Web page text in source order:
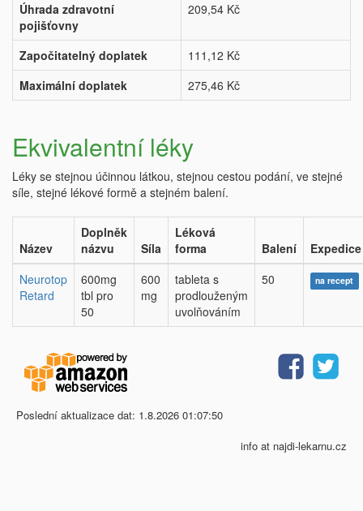
Úhrada zdravotní
pojišťovny
209,54 Kč
Započitatelný doplatek
111,12 Kč
Maximální doplatek
275,46 Kč
Ekvivalentní léky
Léky se stejnou účinnou látkou, stejnou cestou podání, ve stejné
síle, stejné lékové formě a stejném balení.
Název
Doplněk
názvu
Síla
Léková
forma
Balení
Expedice
Neurotop
Retard
600mg
tbl pro
50
600
mg
tableta s
prodlouženým
uvolňováním
50 na recept
Poslední aktualizace dat: 1.8.2026 01:07:50
info at najdi-lekarnu.cz